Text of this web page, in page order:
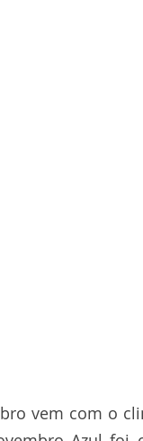
vem com o